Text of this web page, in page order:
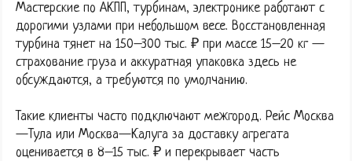
Мастерские по АКПП, турбинам, электронике работают с
дорогими узлами при небольшом весе. Восстановленная
турбина тянет на 150–300 тыс. ₽ при массе 15–20 кг —
страхование груза и аккуратная упаковка здесь не
обсуждаются, а требуются по умолчанию.
Такие клиенты часто подключают межгород. Рейс Москва
—Тула или Москва—Калуга за доставку агрегата
оценивается в 8–15 тыс. ₽ и перекрывает часть